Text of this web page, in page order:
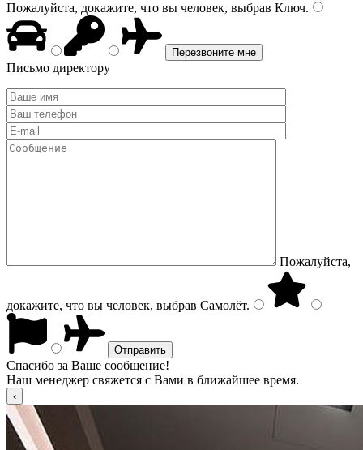
Пожалуйста, докажите, что вы человек, выбрав Ключ.
Письмо директору
Пожалуйста,
докажите, что вы человек, выбрав Самолёт.
Спасибо за Ваше сообщение!
Наш менеджер свяжется с Вами в ближайшее время.